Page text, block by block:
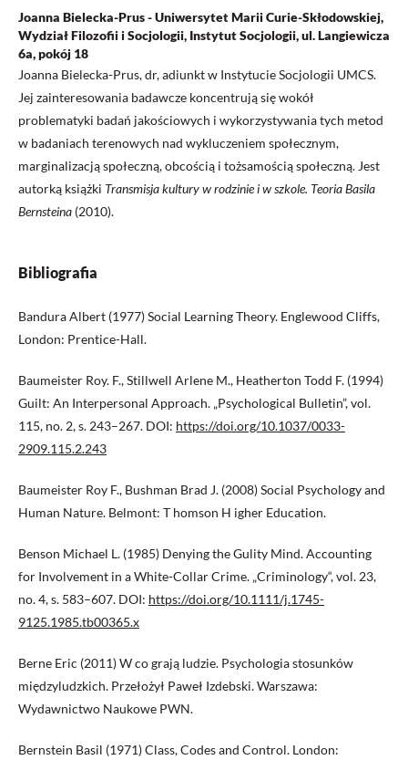
Joanna Bielecka-Prus - Uniwersytet Marii Curie-Skłodowskiej,
Wydział Filozofii i Socjologii, Instytut Socjologii, ul. Langiewicza
6a, pokój 18
Joanna Bielecka-Prus, dr, adiunkt w Instytucie Socjologii UMCS.
Jej zainteresowania badawcze koncentrują się wokół
problematyki badań jakościowych i wykorzystywania tych metod
w badaniach terenowych nad wykluczeniem społecznym,
marginalizacją społeczną, obcością i tożsamością społeczną. Jest
autorką książki Transmisja kultury w rodzinie i w szkole. Teoria Basila
Bernsteina (2010).
Bibliografia
Bandura Albert (1977) Social Learning Theory. Englewood Cliffs,
London: Prentice-Hall.
Baumeister Roy. F., Stillwell Arlene M., Heatherton Todd F. (1994)
Guilt: An Interpersonal Approach. „Psychological Bulletin”, vol.
115, no. 2, s. 243–267. DOI: https://doi.org/10.1037/0033-
2909.115.2.243
Baumeister Roy F., Bushman Brad J. (2008) Social Psychology and
Human Nature. Belmont: T homson H igher Education.
Benson Michael L. (1985) Denying the Gulity Mind. Accounting
for Involvement in a White-Collar Crime. „Criminology“, vol. 23,
no. 4, s. 583–607. DOI: https://doi.org/10.1111/j.1745-
9125.1985.tb00365.x
Berne Eric (2011) W co grają ludzie. Psychologia stosunków
międzyludzkich. Przełożył Paweł Izdebski. Warszawa:
Wydawnictwo Naukowe PWN.
Bernstein Basil (1971) Class, Codes and Control. London: